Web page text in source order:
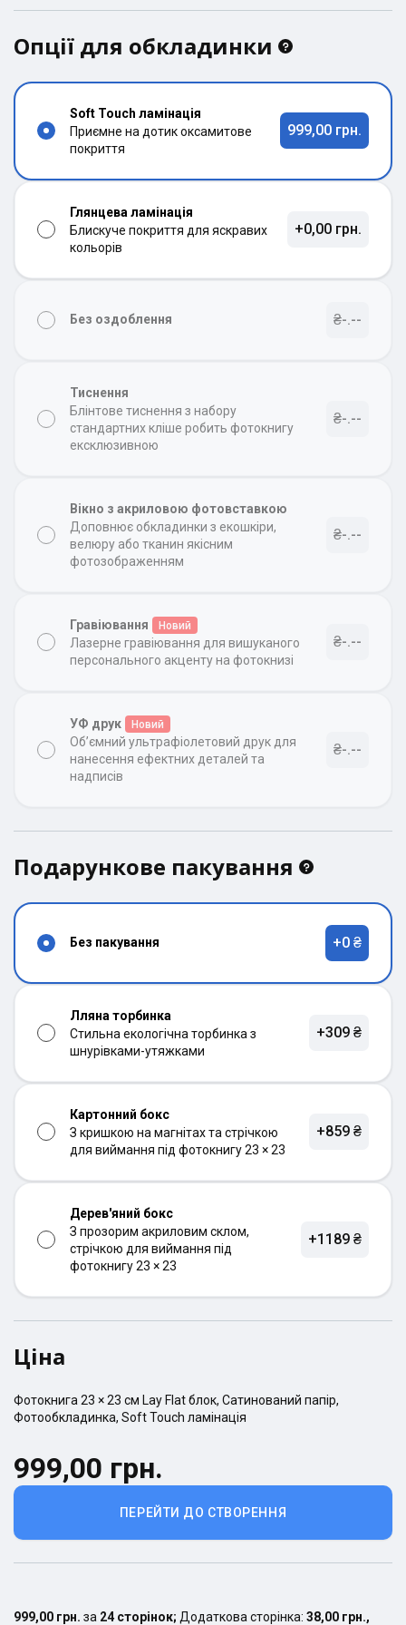
Опції для обкладинки
Soft Touch ламінація
Приємне на дотик оксамитове
покриття
999,00 грн.
Глянцева ламінація
Блискуче покриття для яскравих
кольорів
+0,00 грн.
Без оздоблення ₴-.--
Тиснення
Блінтове тиснення з набору
стандартних кліше робить фотокнигу
ексклюзивною
₴-.--
Вікно з акриловою фотовставкою
Доповнює обкладинки з екошкіри,
велюру або тканин якісним
фотозображенням
₴-.--
Гравіювання Новий
Лазерне гравіювання для вишуканого
персонального акценту на фотокнизі
₴-.--
УФ друк Новий
Об’ємний ультрафіолетовий друк для
нанесення ефектних деталей та
надписів
₴-.--
Подарункове пакування
Без пакування +0 ₴
Лляна торбинка
Стильна екологічна торбинка з
шнурівками-утяжками
+309 ₴
Картонний бокс
З кришкою на магнітах та стрічкою
для виймання під фотокнигу 23 × 23
+859 ₴
Дерев'яний бокс
З прозорим акриловим склом,
стрічкою для виймання під
фотокнигу 23 × 23
+1189 ₴
Ціна
Фотокнига 23 × 23 см Lay Flatблок, Сатинований папір,
Фотообкладинка, Soft Touch ламінація
ПЕРЕЙТИ ДО СТВОРЕННЯ
999,00 грн.
999,00 грн. за 24 сторінок; Додаткова сторінка: 38,00 грн.,